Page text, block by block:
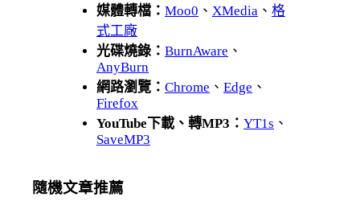
媒體轉檔： Moo0 、 XMedia 、 格
式工廠
光碟燒錄： BurnAware 、
AnyBurn
網路瀏覽： Chrome 、 Edge 、
Firefox
YouTube下載、轉MP3： YT1s 、
SaveMP3
隨機文章推薦